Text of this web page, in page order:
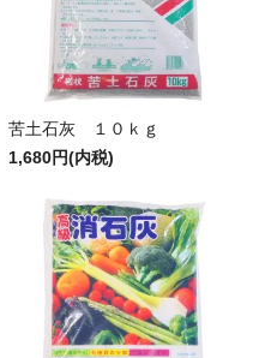
苦土石灰 １０ｋｇ
1,680円(内税)